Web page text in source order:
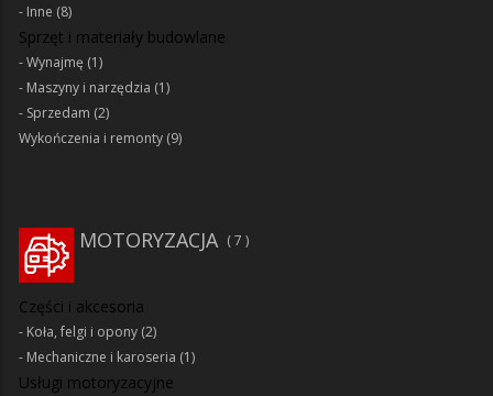
Inne (8)
Sprzęt i materiały budowlane
Wynajmę (1)
Maszyny i narzędzia (1)
Sprzedam (2)
Wykończenia i remonty (9)
MOTORYZACJA 7
Części i akcesoria
Koła, felgi i opony (2)
Mechaniczne i karoseria (1)
Usługi motoryzacyjne